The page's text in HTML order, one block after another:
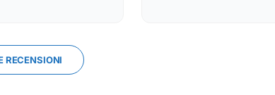
RECENSIONI